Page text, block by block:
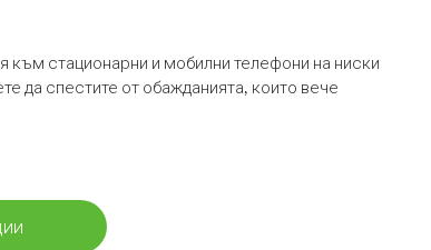
към стационарни и мобилни телефони на ниски
да спестите от обажданията, които вече